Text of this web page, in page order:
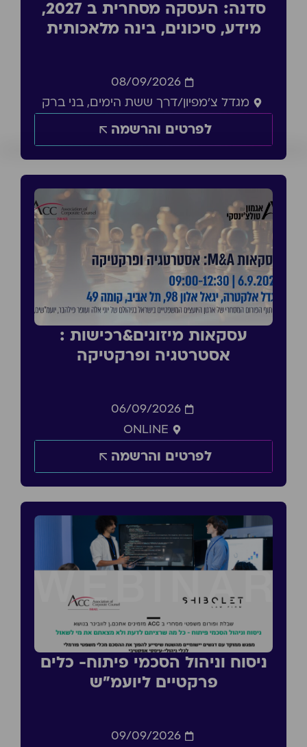
סדנה: העסקה מסחרית ב 2027,
מידע, סיכונים, בינה מלאכותית
08/09/2026
מגדל צ'מפיון/דרך ששת הימים, בני ברק
לפרטים והרשמה
עסקאות מיזוגים&רכישות :
אסטרטגיה ופרקטיקה
06/09/2026
ONLINE
לפרטים והרשמה
ניסוח וניהול הסכמי פיתוח- כלים
פרקטיים ליועמ״ש
09/09/2026